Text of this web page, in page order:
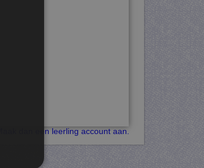
Maak dan een leerling account aan.